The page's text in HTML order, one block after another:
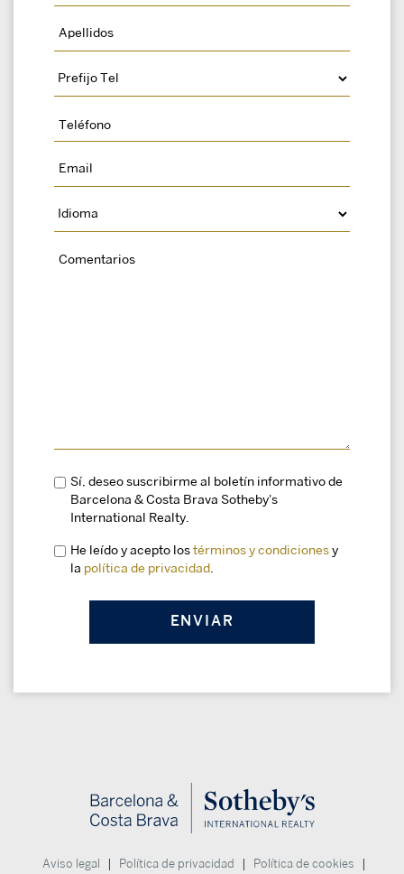
Sí, deseo suscribirme al boletín informativo de
Barcelona & Costa Brava Sotheby's
International Realty.
He leído y acepto los términos y condiciones y
la política de privacidad
Aviso legal Política de privacidad Política de cookies